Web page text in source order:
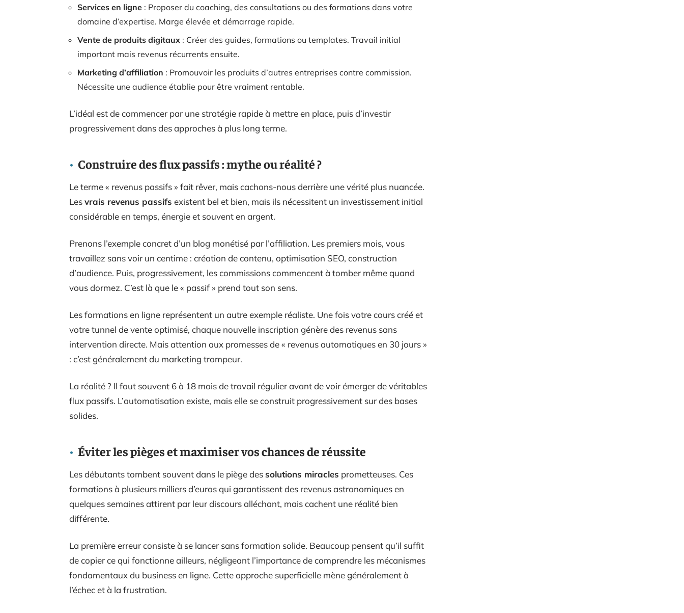
Services en ligne : Proposer du coaching, des consultations ou des formations dans votre
domaine d’expertise. Marge élevée et démarrage rapide.
Vente de produits digitaux : Créer des guides, formations ou templates. Travail initial
important mais revenus récurrents ensuite.
Marketing d’affiliation : Promouvoir les produits d’autres entreprises contre commission.
Nécessite une audience établie pour être vraiment rentable.
L’idéal est de commencer par une stratégie rapide à mettre en place, puis d’investir
progressivement dans des approches à plus long terme.
Construire des flux passifs : mythe ou réalité ?
Le terme « revenus passifs » fait rêver, mais cachons-nous derrière une vérité plus nuancée.
Lesvrais revenus passifs existent bel et bien, mais ils nécessitent un investissement initial
considérable en temps, énergie et souvent en argent.
Prenons l’exemple concret d’un blog monétisé par l’affiliation. Les premiers mois, vous
travaillez sans voir un centime : création de contenu, optimisation SEO, construction
d’audience. Puis, progressivement, les commissions commencent à tomber même quand
vous dormez. C’est là que le « passif » prend tout son sens.
Les formations en ligne représentent un autre exemple réaliste. Une fois votre cours créé et
votre tunnel de vente optimisé, chaque nouvelle inscription génère des revenus sans
intervention directe. Mais attention aux promesses de « revenus automatiques en 30 jours »
: c’est généralement du marketing trompeur.
La réalité ? Il faut souvent 6 à 18 mois de travail régulier avant de voir émerger de véritables
flux passifs. L’automatisation existe, mais elle se construit progressivement sur des bases
solides.
Éviter les pièges et maximiser vos chances de réussite
Les débutants tombent souvent dans le piège dessolutions miracles prometteuses. Ces
formations à plusieurs milliers d’euros qui garantissent des revenus astronomiques en
quelques semaines attirent par leur discours alléchant, mais cachent une réalité bien
différente.
La première erreur consiste à se lancer sans formation solide. Beaucoup pensent qu’il suffit
de copier ce qui fonctionne ailleurs, négligeant l’importance de comprendre les mécanismes
fondamentaux du business en ligne. Cette approche superficielle mène généralement à
l’échec et à la frustration.